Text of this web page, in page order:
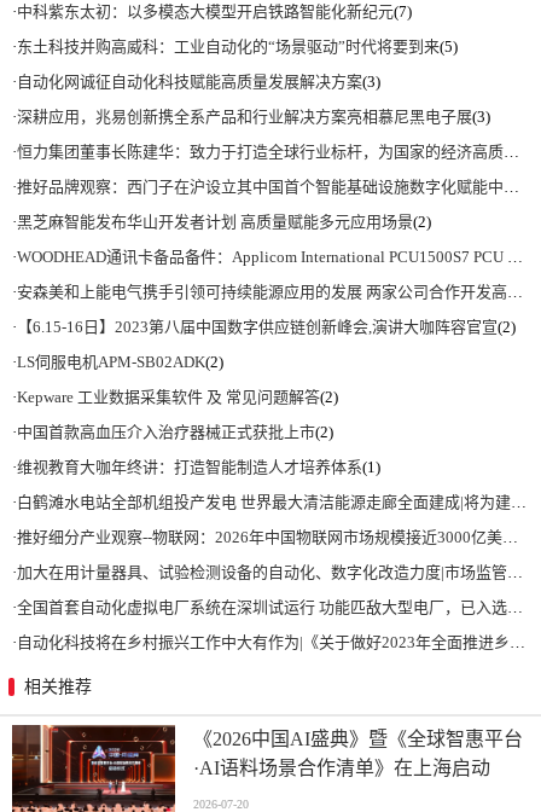
·中科紫东太初：以多模态大模型开启铁路智能化新纪元(7)
·东土科技并购高威科：工业自动化的“场景驱动”时代将要到来(5)
· 自动化网诚征自动化科技赋能高质量发展解决方案(3)
·深耕应用，兆易创新携全系产品和行业解决方案亮相慕尼黑电子展(3)
·恒力集团董事长陈建华：致力于打造全球行业标杆，为国家的经济高质量发展贡献更大力量|上海电气集团党委书记、董事长吴磊来访
·推好品牌观察：西门子在沪设立其中国首个智能基础设施数字化赋能中心
·黑芝麻智能发布华山开发者计划 高质量赋能多元应用场景(2)
·WOODHEAD通讯卡备品备件：Applicom International PCU1500S7 PCU 1500 S7 V4.5.0
·安森美和上能电气携手引领可持续能源应用的发展 两家公司合作开发高性能储能和太阳能组串式逆变器方案 以实现可持续的未来
· 【6.15-16日】2023第八届中国数字供应链创新峰会,演讲大咖阵容官宣(2)
·LS伺服电机APM-SB02ADK(2)
·Kepware 工业数据采集软件 及 常见问题解答(2)
·中国首款高血压介入治疗器械正式获批上市(2)
·维视教育大咖年终讲：打造智能制造人才培养体系(1)
·白鹤滩水电站全部机组投产发电 世界最大清洁能源走廊全面建成|将为建设新型能源体系、保障国家能源安全、实现“双碳”目标提供有力支撑
·推好细分产业观察--物联网：2026年中国物联网市场规模接近3000亿美元 智慧工厂、智慧城市、智慧电网等将占60%以上
·加大在用计量器具、试验检测设备的自动化、数字化改造力度|市场监管总局 工业和信息化部 关于促进企业计量能力提升的指导意见
·全国首套自动化虚拟电厂系统在深圳试运行 功能匹敌大型电厂，已入选国际典型案例
· 自动化科技将在乡村振兴工作中大有作为|《关于做好2023年全面推进乡村振兴重点工作的意见》发布
相关推荐
《2026中国AI盛典》暨《全球智惠平台
·AI语料场景合作清单》在上海启动
2026-07-20